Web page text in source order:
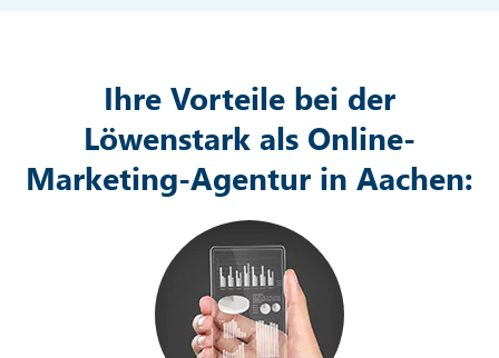
Ihre Vorteile bei der
Löwenstark als Online-
Marketing-Agentur in Aachen: